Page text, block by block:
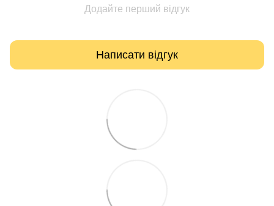
Додайте перший відгук
Написати відгук